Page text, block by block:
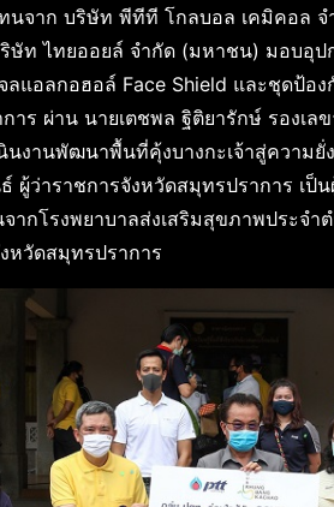
จาก บริษัท พีทีที โกลบอล เคมิคอล
ษัท ไทยออยล์ จำกัด (มหาชน) มอบอุป
ลแอลกอฮอล์ Face Shield และชุดป้อง
าร ผ่าน นายเตชพล ฐิติยารักษ์ รอง
งานพัฒนาพื้นที่คุ้งบางกะเจ้าสู่ความยั่
ผู้ว่าราชการจังหวัดสมุทรปราการ เป็
กโรงพยาบาลส่งเสริมสุขภาพประจำ
วัดสมุทรปราการ